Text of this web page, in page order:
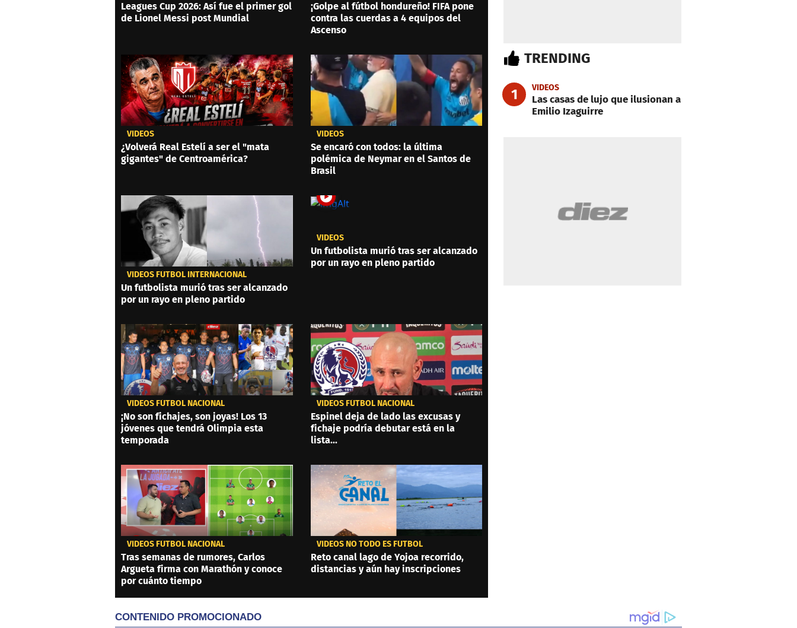
Leagues Cup 2026: Así fue el primer gol
de Lionel Messi post Mundial
¡Golpe al fútbol hondureño! FIFA pone
contra las cuerdas a 4 equipos del
Ascenso
VIDEOS
¿Volverá Real Estelí a ser el "mata
gigantes" de Centroamérica?
VIDEOS
Se encaró con todos: la última
polémica de Neymar en el Santos de
Brasil
VIDEOS FÚTBOL INTERNACIONAL
Un futbolista murió tras ser alcanzado
por un rayo en pleno partido
VIDEOS
Un futbolista murió tras ser alcanzado
por un rayo en pleno partido
VIDEOS FÚTBOL NACIONAL
¡No son fichajes, son joyas! Los 13
jóvenes que tendrá Olimpia esta
temporada
VIDEOS FÚTBOL NACIONAL
Espinel deja de lado las excusas y
fichaje podría debutar está en la
lista...
VIDEOS FÚTBOL NACIONAL
Tras semanas de rumores, Carlos
Argueta firma con Marathón y conoce
por cuánto tiempo
VIDEOS NO TODO ES FÚTBOL
Reto canal lago de Yojoa recorrido,
distancias y aún hay inscripciones
TRENDING
1 VIDEOS
Las casas de lujo que ilusionan a
Emilio Izaguirre